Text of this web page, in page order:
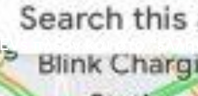
πλέον και στο